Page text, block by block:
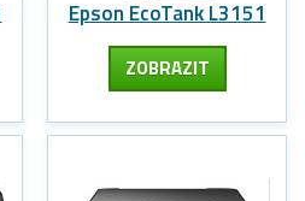
Epson EcoTank L3151
ZOBRAZIT